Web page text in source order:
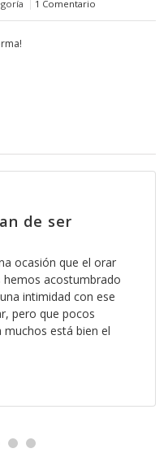
1 Comentario
de ser
ocasión que el orar
hemos acostumbrado
intimidad con ese
pero que pocos
muchos está bien el